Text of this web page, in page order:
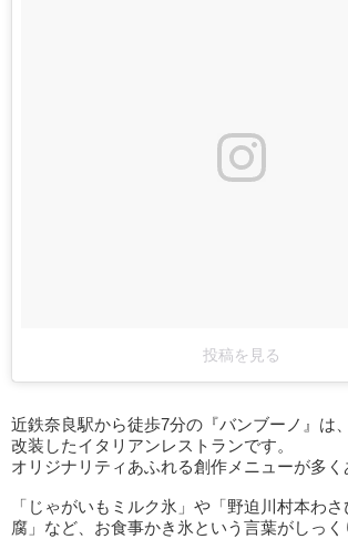
投稿を見る
近鉄奈良駅から徒歩7分の『バンブーノ』は
改装したイタリアンレストランです。
オリジナリティあふれる創作メニューが多く
「じゃがいもミルク氷」や「野迫川村本わ
腐」など、お食事かき氷という言葉がしっく